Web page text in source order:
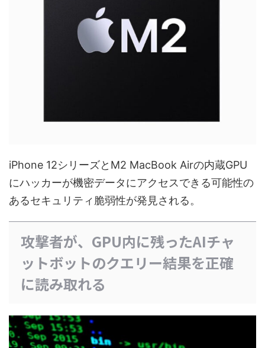
iPhone 12シリーズとM2 MacBook Airの内蔵GPU
にハッカーが機密データにアクセスできる可能性の
あるセキュリティ脆弱性が発見される。
攻撃者が、GPU内に残ったAIチャ
ットボットのクエリー結果を正確
に読み取れる